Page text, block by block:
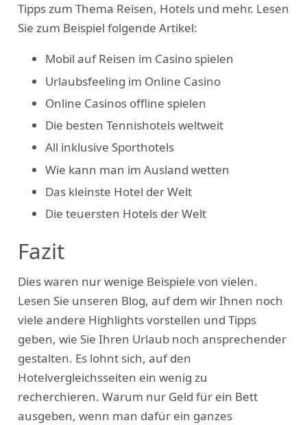
Tipps zum Thema Reisen, Hotels und mehr. Lesen
Sie zum Beispiel folgende Artikel:
Mobil auf Reisen im Casino spielen
Urlaubsfeeling im Online Casino
Online Casinos offline spielen
Die besten Tennishotels weltweit
All inklusive Sporthotels
Wie kann man im Ausland wetten
Das kleinste Hotel der Welt
Die teuersten Hotels der Welt
Fazit
Dies waren nur wenige Beispiele von vielen.
Lesen Sie unseren Blog, auf dem wir Ihnen noch
viele andere Highlights vorstellen und Tipps
geben, wie Sie Ihren Urlaub noch ansprechender
gestalten. Es lohnt sich, auf den
Hotelvergleichsseiten ein wenig zu
recherchieren. Warum nur Geld für ein Bett
ausgeben, wenn man dafür ein ganzes